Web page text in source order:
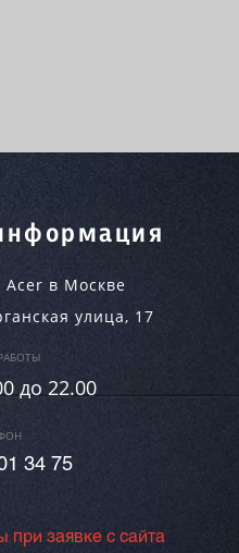
Acer в Москве
улица, 17
до 22.00
34 75
при заявке с сайта